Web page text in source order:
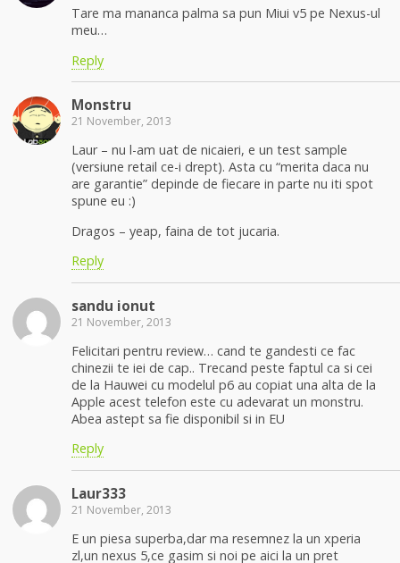
Tare ma mananca palma sa pun Miui v5 pe Nexus-ul
meu…
Reply
Monstru
21 November, 2013
Laur – nu l-am uat de nicaieri, e un test sample
(versiune retail ce-i drept). Asta cu “merita daca nu
are garantie” depinde de fiecare in parte nu iti spot
spune eu :)
Dragos – yeap, faina de tot jucaria.
Reply
sandu ionut
21 November, 2013
Felicitari pentru review… cand te gandesti ce fac
chinezii te iei de cap.. Trecand peste faptul ca si cei
de la Hauwei cu modelul p6 au copiat una alta de la
Apple acest telefon este cu adevarat un monstru.
Abea astept sa fie disponibil si in EU
Reply
Laur333
21 November, 2013
E un piesa superba,dar ma resemnez la un xperia
zl,un nexus 5,ce gasim si noi pe aici la un pret